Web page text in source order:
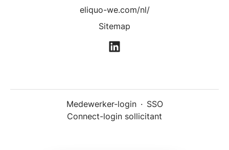
eliquo-we.com/nl/
Sitemap
Medewerker-login · SSO
Connect-login sollicitant